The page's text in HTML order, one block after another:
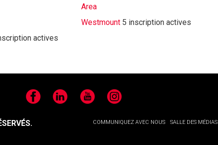
Area
Westmount 5 inscription actives
actives
FacebookLinkedIn YouTubeInstagram
COMMUNIQUEZ AVEC NOUS SALLE DES MÉDIAS